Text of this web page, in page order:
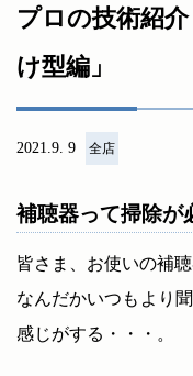
プロの技術紹
け型編」
2021.9. 9 全店
補聴器って掃除が
皆さま、お使いの補
なんだかいつもより
感じがする・・・。